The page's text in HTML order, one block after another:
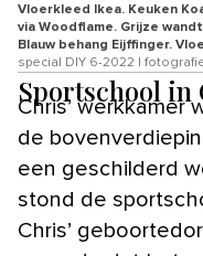
Vloerkleed Ikea. Keuken
via Woodflame. Grijze
Blauw behang Eijffinger.
special DIY 6-2022 |
Sportschool in
Chris’ werkkamer was de zonnebankruimte en
de
een geschilderd
stond de
Chris’